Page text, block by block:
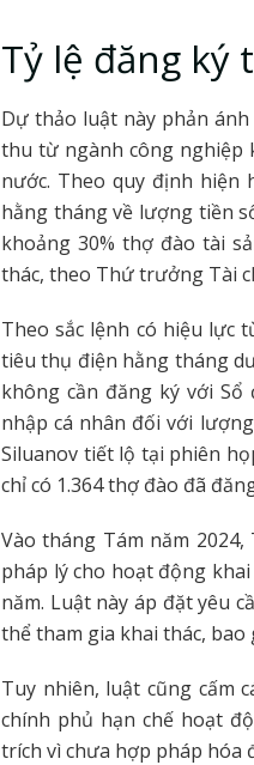
Tỷ lệ đăng ký
Dự thảo luật này phản
thu từ ngành công nghiệp
nước. Theo quy định hiện
hằng tháng về lượng tiền
khoảng 30% thợ đào tài
thác, theo Thứ trưởng Tài
Theo sắc lệnh có hiệu lực
tiêu thụ điện hằng tháng
không cần đăng ký với
nhập cá nhân đối với
Siluanov tiết lộ tại phiên
chỉ có 1.364 thợ đào đã
Vào tháng Tám năm
pháp lý cho hoạt động
năm. Luật này áp đặt yêu
thể tham gia khai thác, bao
Tuy nhiên, luật cũng cấm
chính phủ hạn chế hoạt
trích vì chưa hợp pháp hóa